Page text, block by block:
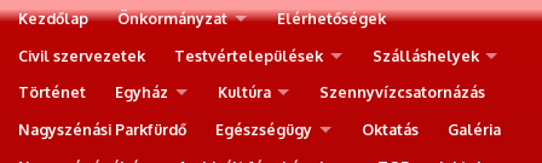
Kezdőlap Önkormányzat
Elérhetőségek
Civil szervezetek
Testvértelepülések
Szálláshelyek
Történet
Egyház Kultúra
Szennyvízcsatornázás
Nagyszénási Parkfürdő
Egészségügy Oktatás
Galéria